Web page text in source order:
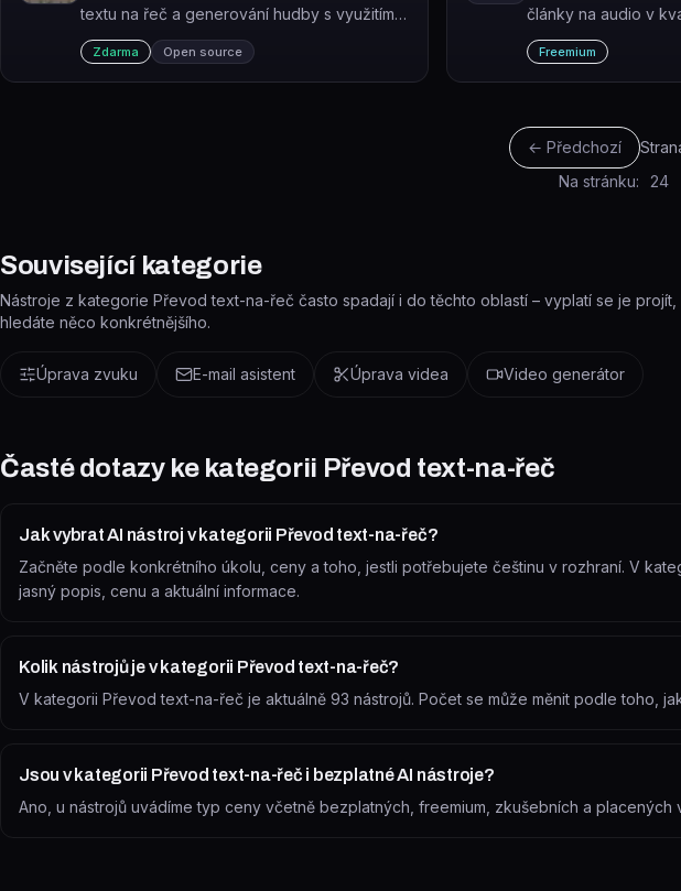
textu na řeč a generování hudby s využitím
přes 30 AI modelů jako Bark, MusicGen nebo
Tortoise.
Zdarma Open source
články na audio v
kliknutím.
Freemium
← Předchozí
Na stránku:
24
Související kategorie
Nástroje z kategorie Převod text-na-řeč často spadají i do těchto oblastí – vyplatí se je projít,
hledáte něco konkrétnějšího.
Úprava zvuku E-mail asistent Úprava videa Video generátor
Časté dotazy ke kategorii Převod text-na-řeč
Jak vybrat AI nástroj v kategorii Převod text-na-řeč?
Začněte podle konkrétního úkolu, ceny a toho, jestli potřebujete češtinu v rozhraní. V
jasný popis, cenu a aktuální informace.
Kolik nástrojů je v kategorii Převod text-na-řeč?
V kategorii Převod text-na-řeč je aktuálně 93 nástrojů. Počet se může měnit podle toho,
Jsou v kategorii Převod text-na-řeč i bezplatné AI nástroje?
Ano, u nástrojů uvádíme typ ceny včetně bezplatných, freemium, zkušebních a